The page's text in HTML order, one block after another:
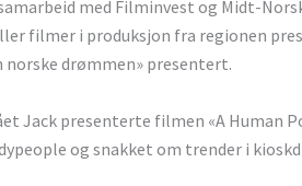
med Filminvest og Midt-
filmer i produksjon fra regionen
norske drømmen» presentert.
Jack presenterte filmen «A Human
og snakket om trender i